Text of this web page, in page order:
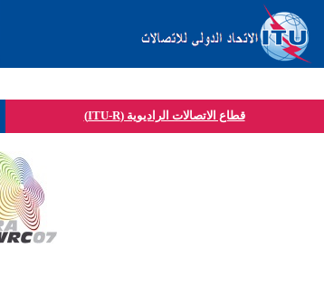
قطاع الاتصالات الراديوية (ITU-R)